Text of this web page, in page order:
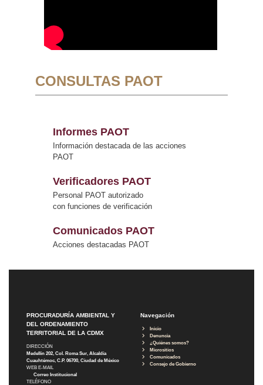
CONSULTAS PAOT
Informes PAOT
Información destacada de las acciones
PAOT
Verificadores PAOT
Personal PAOT autorizado
con funciones de verificación
Comunicados PAOT
Acciones destacadas PAOT
PROCURADURÍA AMBIENTAL Y
DEL ORDENAMIENTO
TERRITORIAL DE LA CDMX
DIRECCIÓN
Medellín 202, Col. Roma Sur, Alcaldía
Cuauhtémoc, C.P. 06700, Ciudad de México
WEB E-MAIL
Correo Institucional
TELÉFONO
Navegación
Inicio
Denuncia
¿Quiénes somos?
Micrositios
Comunicados
Consejo de Gobierno